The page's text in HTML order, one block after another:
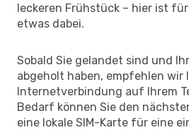
leckeren Frühstück – hier ist
etwas dabei.
Sobald Sie gelandet sind und
abgeholt haben, empfehlen wir
Internetverbindung auf Ihrem
Bedarf können Sie den
eine lokale SIM-Karte für eine